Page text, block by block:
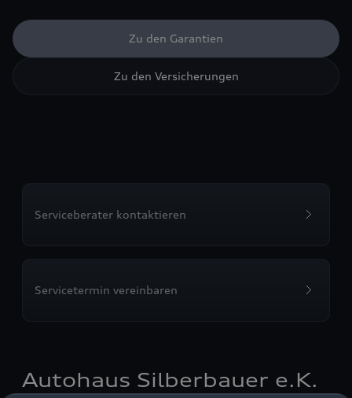
Zu den Garantien
Zu den Versicherungen
Serviceberater kontaktieren
Servicetermin vereinbaren
Autohaus Silberbauer e.K.